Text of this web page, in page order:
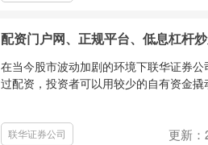
配资门户网、正规平台、低息杠杆
在当今股市波动加剧的环境下联华证券
过配资，投资者可以用较少的自有资金
联华证券公司 更新：